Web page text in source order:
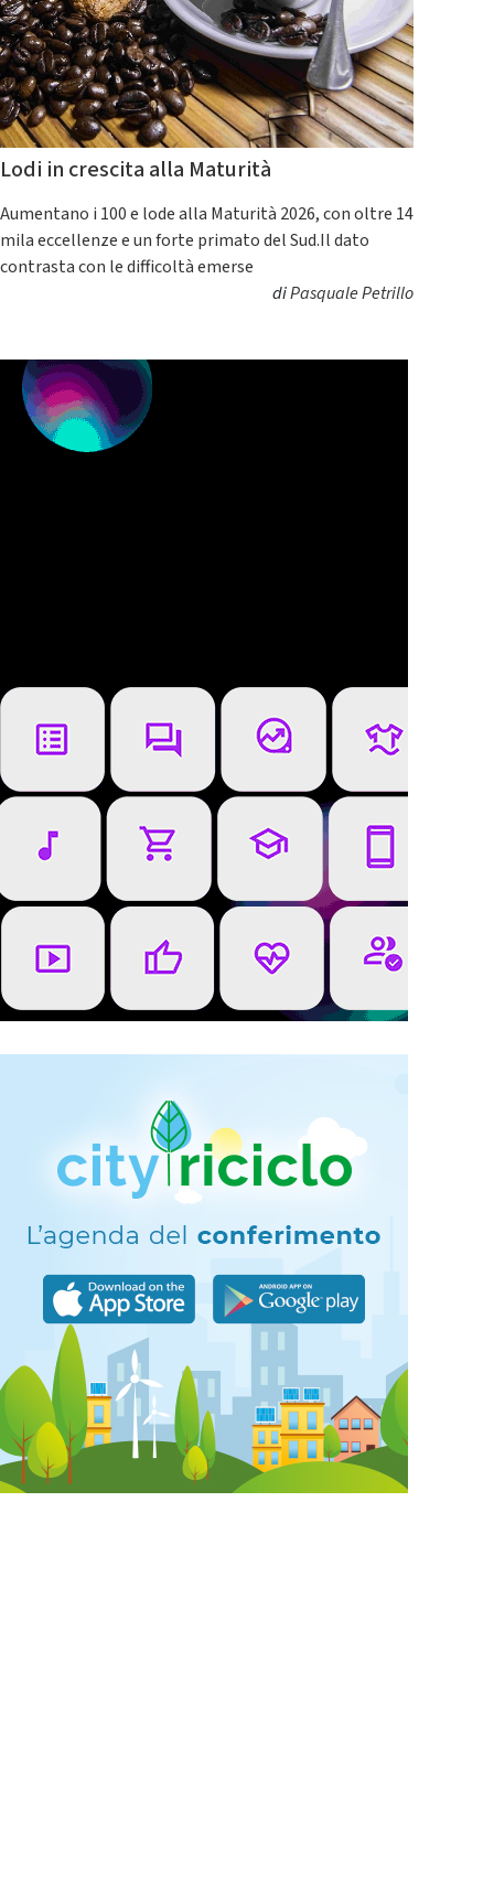
Lodi in crescita alla Maturità
Aumentano i 100 e lode alla Maturità 2026, con oltre 14
mila eccellenze e un forte primato del Sud.Il dato
contrasta con le difficoltà emerse
diPasquale Petrillo